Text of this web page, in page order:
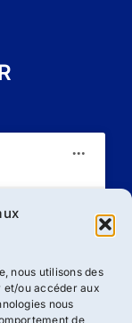
nous utilisons des
et/ou accéder aux
nous
de